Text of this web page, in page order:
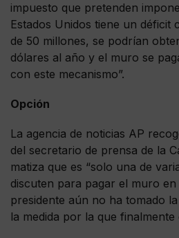
impuesto que pretenden
Estados Unidos tiene un déficit
de 50 millones, se podrían
dólares al año y el muro se
con este mecanismo”.
Opción
La agencia de noticias AP
del secretario de prensa de la
matiza que es “solo una de
discuten para pagar el muro
presidente aún no ha tomado
la medida por la que finalmente